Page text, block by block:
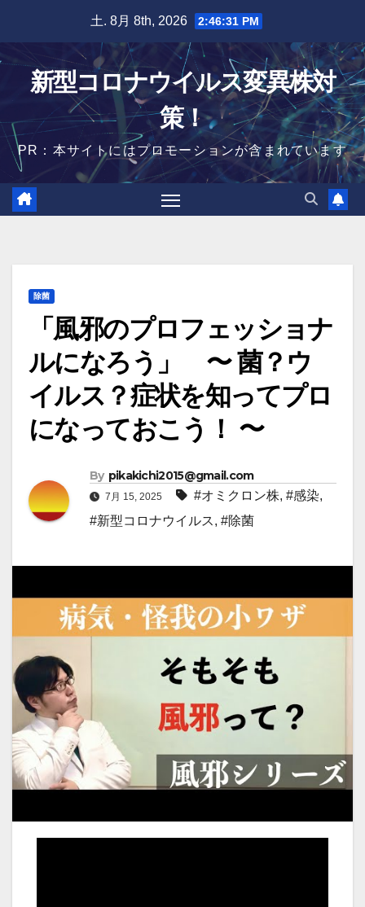
content
土. 8月 8th, 2026 2:46:32 PM
新型コロナウイルス変異株対
策！
PR：本サイトにはプロモーションが含まれています
除菌
「風邪のプロフェッショナ
ルになろう」 〜 菌？ウ
イルス？症状を知ってプロ
になっておこう！ 〜
By pikakichi2015@gmail.com
7月 15, 2025 #オミクロン株, #感染,
#新型コロナウイルス, #除菌